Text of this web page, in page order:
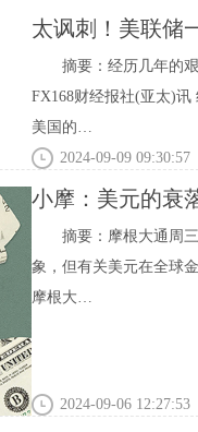
太讽刺！美联储
摘要：经历几年的
FX168财经报社(亚太)
美国的…
2024-09-09 09:30:57
小摩：美元的衰
摘要：摩根大通周
象，但有关美元在全球
摩根大…
2024-09-06 12:27:53